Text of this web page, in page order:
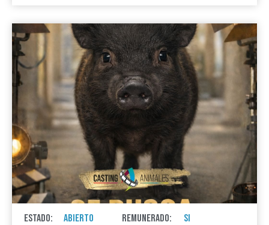
ESTADO: ABIERTO REMUNERADO: SI